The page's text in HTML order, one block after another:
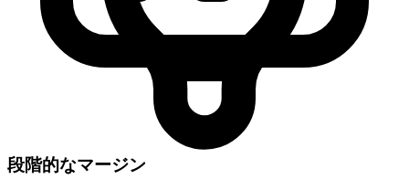
段階的なマージン